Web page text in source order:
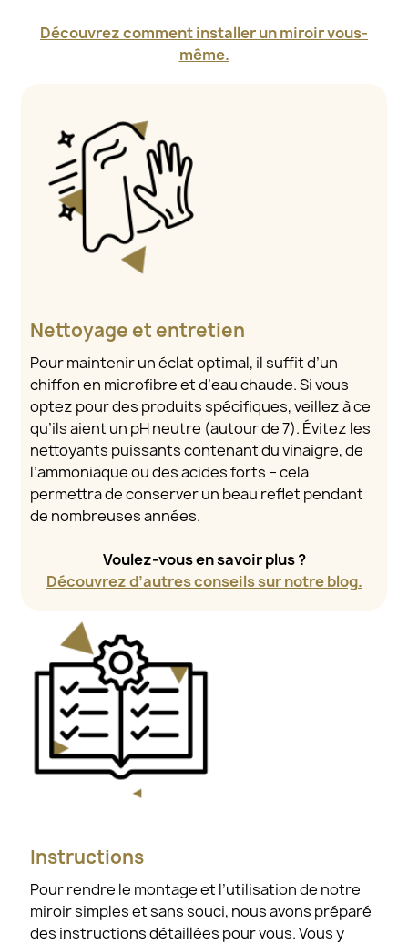
Découvrez comment installer un miroir vous-
même.
Nettoyage et entretien
Pour maintenir un éclat optimal, il suffit d’un
chiffon en microfibre et d’eau chaude. Si vous
optez pour des produits spécifiques, veillez à ce
qu’ils aient un pH neutre (autour de 7). Évitez les
nettoyants puissants contenant du vinaigre, de
l’ammoniaque ou des acides forts – cela
permettra de conserver un beau reflet pendant
de nombreuses années.
Voulez-vous en savoir plus ?
Découvrez d’autres conseils sur notre blog.
Instructions
Pour rendre le montage et l’utilisation de notre
miroir simples et sans souci, nous avons préparé
des instructions détaillées pour vous. Vous y